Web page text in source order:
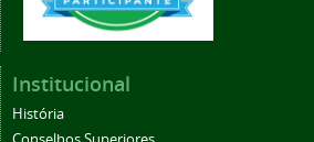
Institucional
História